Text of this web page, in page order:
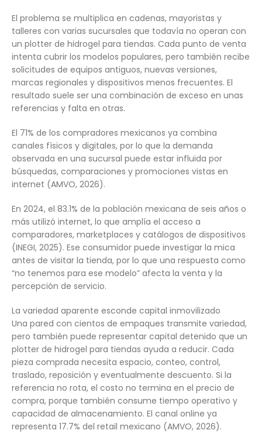
El problema se multiplica en cadenas, mayoristas y
talleres con varias sucursales que todavía no operan con
un plotter de hidrogel para tiendas. Cada punto de venta
intenta cubrir los modelos populares, pero también recibe
solicitudes de equipos antiguos, nuevas versiones,
marcas regionales y dispositivos menos frecuentes. El
resultado suele ser una combinación de exceso en unas
referencias y falta en otras.
El 71% de los compradores mexicanos ya combina
canales físicos y digitales, por lo que la demanda
observada en una sucursal puede estar influida por
búsquedas, comparaciones y promociones vistas en
internet (AMVO, 2026).
En 2024, el 83.1% de la población mexicana de seis años o
más utilizó internet, lo que amplía el acceso a
comparadores, marketplaces y catálogos de dispositivos
(INEGI, 2025). Ese consumidor puede investigar la mica
antes de visitar la tienda, por lo que una respuesta como
“no tenemos para ese modelo” afecta la venta y la
percepción de servicio.
La variedad aparente esconde capital inmovilizado
Una pared con cientos de empaques transmite variedad,
pero también puede representar capital detenido que un
plotter de hidrogel para tiendas ayuda a reducir. Cada
pieza comprada necesita espacio, conteo, control,
traslado, reposición y eventualmente descuento. Si la
referencia no rota, el costo no termina en el precio de
compra, porque también consume tiempo operativo y
capacidad de almacenamiento. El canal online ya
representa 17.7% del retail mexicano (AMVO, 2026).